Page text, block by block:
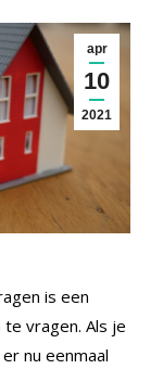
apr
10
2021
is een
vragen. Als je
nu eenmaal